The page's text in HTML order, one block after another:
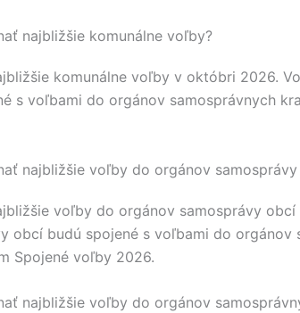
najbližšie komunálne voľby?
komunálne voľby v októbri 2026.
s voľbami do orgánov samosprávnych
najbližšie voľby do orgánov
voľby do orgánov samosprávy
obcí budú spojené s voľbami do orgánov
Spojené voľby 2026.
najbližšie voľby do orgánov